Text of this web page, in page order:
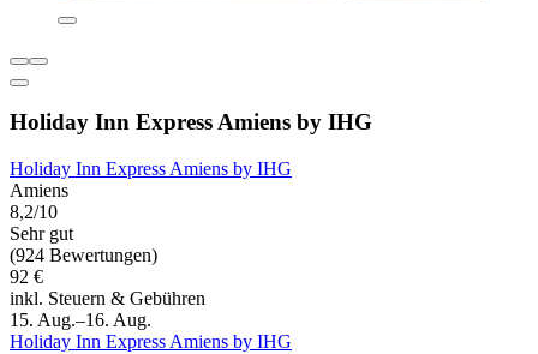
Holiday Inn Express Amiens by IHG
Holiday Inn Express Amiens by IHG
Amiens
8,2/10
Sehr gut
(924 Bewertungen)
92 €
inkl. Steuern & Gebühren
15. Aug.–16. Aug.
Holiday Inn Express Amiens by IHG